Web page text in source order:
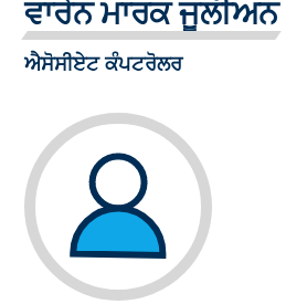
ਵਾਰੇਨ ਮਾਰਕ ਜੂਲੀਅਨ
ਐਸੋਸੀਏਟ ਕੰਪਟਰੋਲਰ